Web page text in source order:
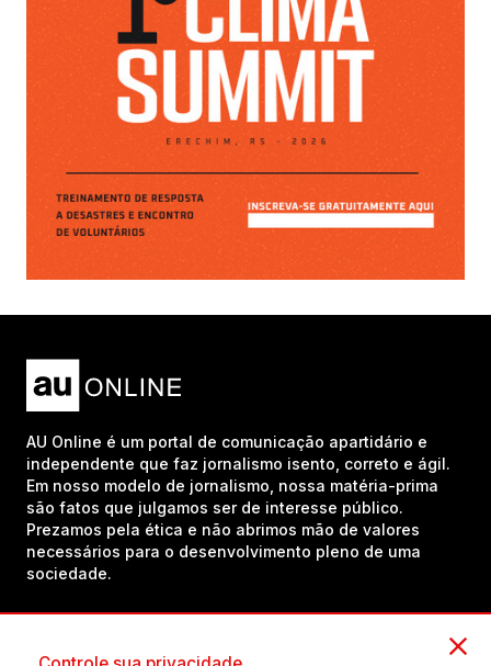
AU Online é um portal de comunicação apartidário e
independente que faz jornalismo isento, correto e ágil.
Em nosso modelo de jornalismo, nossa matéria-prima
são fatos que julgamos ser de interesse público.
Prezamos pela ética e não abrimos mão de valores
necessários para o desenvolvimento pleno de uma
sociedade.